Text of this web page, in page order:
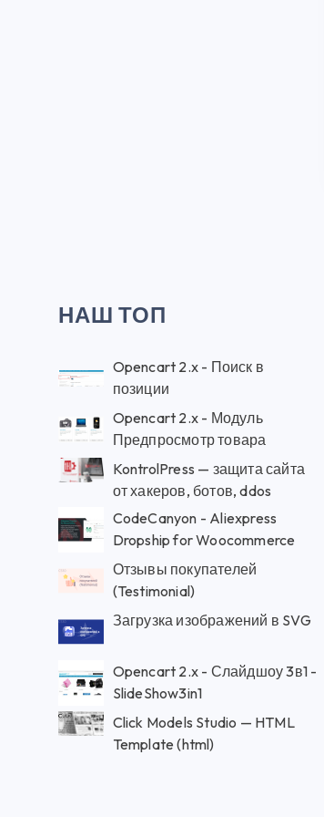
НАШ ТОП
Opencart 2.x - Поиск в
позиции
Opencart 2.x - Модуль
Предпросмотр товара
KontrolPress — защита сайта
от хакеров, ботов, ddos
CodeCanyon - Aliexpress
Dropship for Woocommerce
Отзывы покупателей
(Testimonial)
Загрузка изображений в SVG
Opencart 2.x - Слайдшоу 3в1 -
SlideShow3in1
Click Models Studio — HTML
Template (html)